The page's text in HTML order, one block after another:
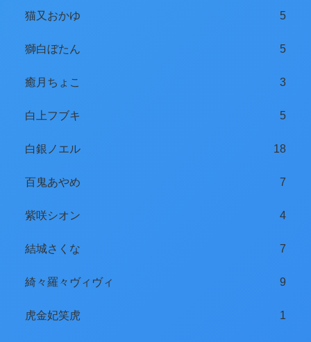
猫又おかゆ 5
獅白ぼたん 5
癒月ちょこ 3
白上フブキ 5
白銀ノエル 18
百鬼あやめ 7
紫咲シオン 4
結城さくな 7
綺々羅々ヴィヴィ 9
虎金妃笑虎 1